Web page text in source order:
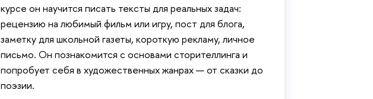
курсе он научится писать тексты для реальных задач:
рецензию на любимый фильм или игру, пост для блога,
заметку для школьной газеты, короткую рекламу, личное
письмо. Он познакомится с основами сторителлинга и
попробует себя в художественных жанрах — от сказки до
поэзии.